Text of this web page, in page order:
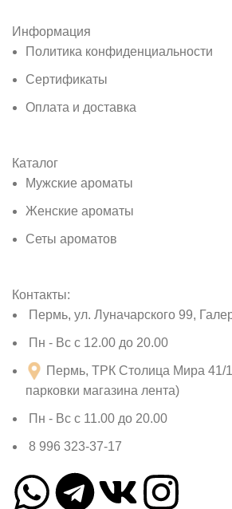
Информация
Политика конфиденциальности
Сертификаты
Оплата и доставка
Каталог
Мужские ароматы
Женские ароматы
Сеты ароматов
Контакты:
Пермь, ул. Луначарского 99,
Пн - Вс с 12.00 до 20.00
Пермь, ТРК Столица Мира 41/
парковки магазина лента)
Пн - Вс с 11.00 до 20.00
8 996 323-37-17